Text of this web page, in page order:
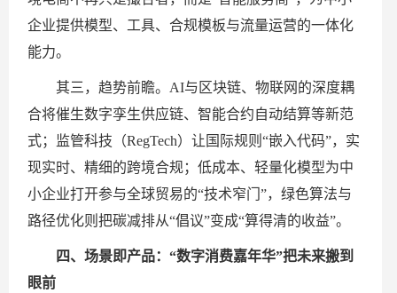
企业提供模型、工具、合规模板与流量运营的一体化
能力。
其三，趋势前瞻。AI与区块链、物联网的深度耦
合将催生数字孪生供应链、智能合约自动结算等新范
式；监管科技（RegTech）让国际规则“嵌入代码”，实
现实时、精细的跨境合规；低成本、轻量化模型为中
小企业打开参与全球贸易的“技术窄门”，绿色算法与
路径优化则把碳减排从“倡议”变成“算得清的收益”。
四、场景即产品：“数字消费嘉年华”把未来搬到
眼前